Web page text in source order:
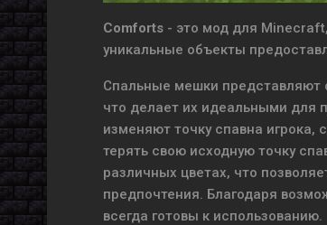
Comforts - это мод для
уникальные объекты
Спальные мешки представляют
что делает их идеальными для
изменяют точку спавна игрока,
терять свою исходную точку
различных цветах, что
предпочтения. Благодаря
всегда готовы к использованию.